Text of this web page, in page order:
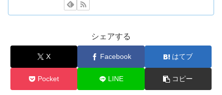
シェアする
X Facebook はてブ
Pocket LINE コピー